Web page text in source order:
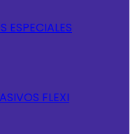
ESPECIALES
FLEXI